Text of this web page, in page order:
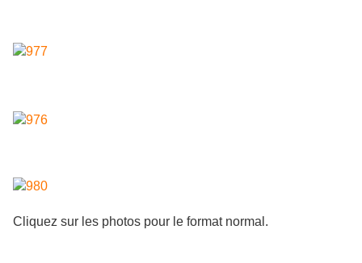
Cliquez sur les photos pour le format normal.